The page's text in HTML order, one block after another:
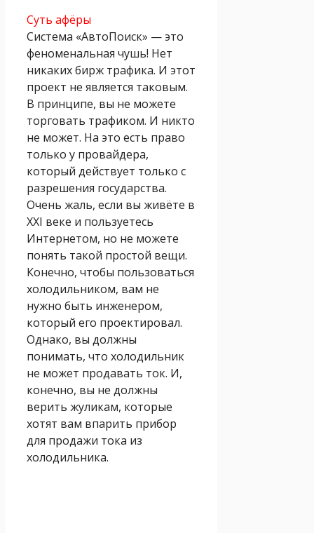
Суть афёры
Система «АвтоПоиск» — это
феноменальная чушь! Нет
никаких бирж трафика. И этот
проект не является таковым.
В принципе, вы не можете
торговать трафиком. И никто
не может. На это есть право
только у провайдера,
который действует только с
разрешения государства.
Очень жаль, если вы живёте в
XXI веке и пользуетесь
Интернетом, но не можете
понять такой простой вещи.
Конечно, чтобы пользоваться
холодильником, вам не
нужно быть инженером,
который его проектировал.
Однако, вы должны
понимать, что холодильник
не может продавать ток. И,
конечно, вы не должны
верить жуликам, которые
хотят вам впарить прибор
для продажи тока из
холодильника.